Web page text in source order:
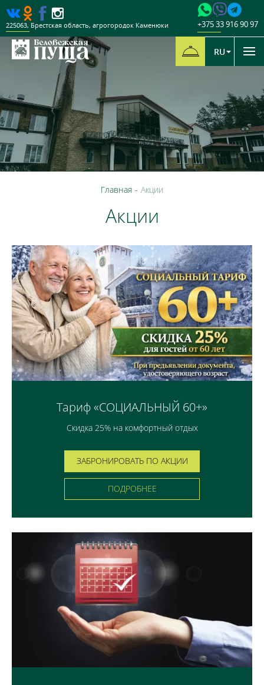
+375 33 916 90 97
225063, Брестская область, агрогородок Каменюки
RU
Главная - Акции
Акции
Тариф «СОЦИАЛЬНЫЙ 60+»
Скидка 25% на комфортный отдых
ЗАБРОНИРОВАТЬ ПО АКЦИИ
ПОДРОБНЕЕ